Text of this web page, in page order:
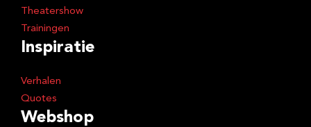
Theatershow
Trainingen
Inspiratie
Verhalen
Quotes
Webshop